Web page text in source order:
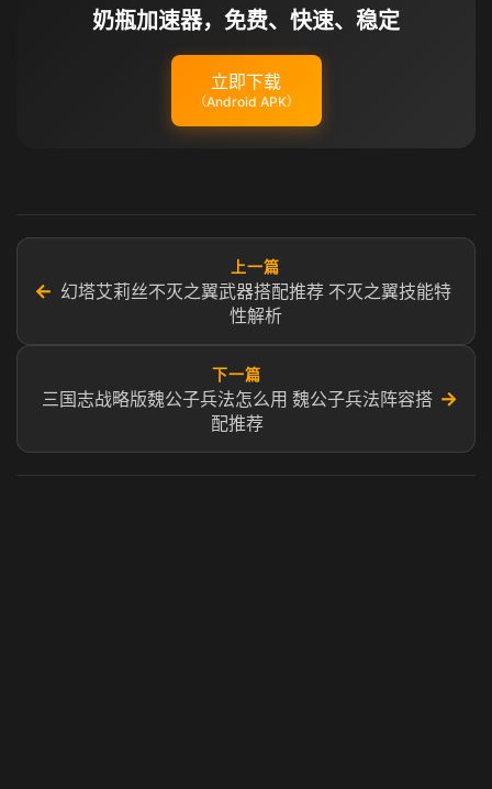
奶瓶加速器，免费、快速、稳定
立即下载
（Android APK）
←
上一篇
幻塔艾莉丝不灭之翼武器搭配推荐 不灭之翼技能特
性解析
下一篇
三国志战略版魏公子兵法怎么用 魏公子兵法阵容搭
配推荐
→